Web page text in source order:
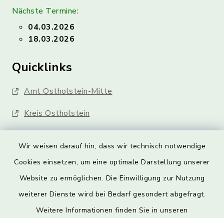
Wir weisen darauf hin, dass wir technisch notwendige
Cookies einsetzen, um eine optimale Darstellung unserer
Website zu ermöglichen. Die Einwilligung zur Nutzung
weiterer Dienste wird bei Bedarf gesondert abgefragt.
Weitere Informationen finden Sie in unseren
Nächste Termine:
04.03.2026
18.03.2026
Quicklinks
Amt Ostholstein-Mitte
Kreis Ostholstein
Barrierefreiheit